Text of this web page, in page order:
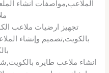
الملاعب,مواصفات انشاء
تجهيز ارضيات ملاعب
بالكويت,تصميم وإنشاء
انشاء ملاعب طايرة